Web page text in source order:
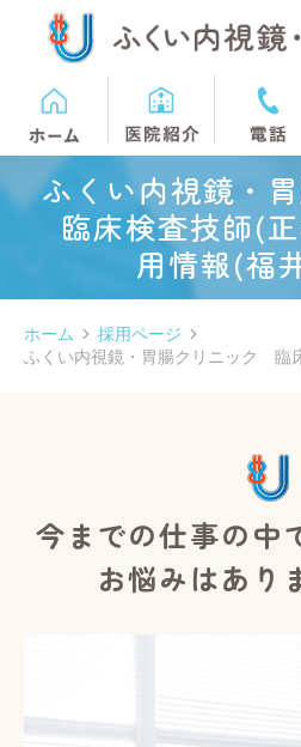
ふくい内視鏡・
臨床検査技師(
用情報(
ホーム
採用ページ
ふくい内視鏡・胃腸クリニック 臨
今までの仕事の中
お悩みはあり